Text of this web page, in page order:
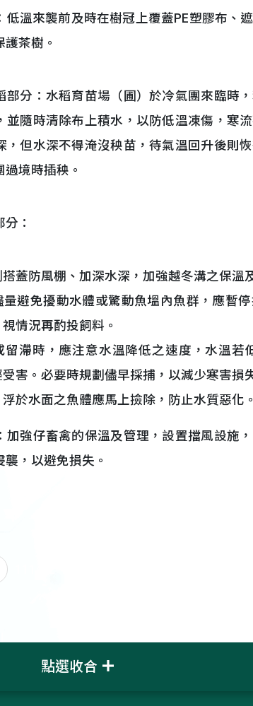
低溫來襲前及時在樹冠上覆蓋PE塑膠布、
茶樹。
部分：水稻育苗場（圃）於冷氣團來臨時
並隨時清除布上積水，以防低溫凍傷，寒
，但水深不得淹沒秧苗，待氣溫回升後則
境時插秧。
：
蓋防風棚、加深水深，加強越冬溝之保溫
避免擾動水體或驚動魚塭內魚群，應暫
情況再酌投飼料。
留滯時，應注意水溫降低之速度，水溫
害。必要時規劃儘早採捕，以減少寒害損
於水面之魚體應馬上撿除，防止水質惡化。
加強仔畜禽的保溫及管理，設置擋風設施
，以避免損失。
點選收合